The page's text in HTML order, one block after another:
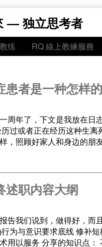
— 独立思考者
练 RQ 線上教練服務
患者是一种怎样
周年了，下文是我放在
过或者正在经历这种生
，照顾好家人和身边的朋
述职内容大纲
告我们说到，做得好，
为与意识要求底线 修补
用以服务 分享的知识点：